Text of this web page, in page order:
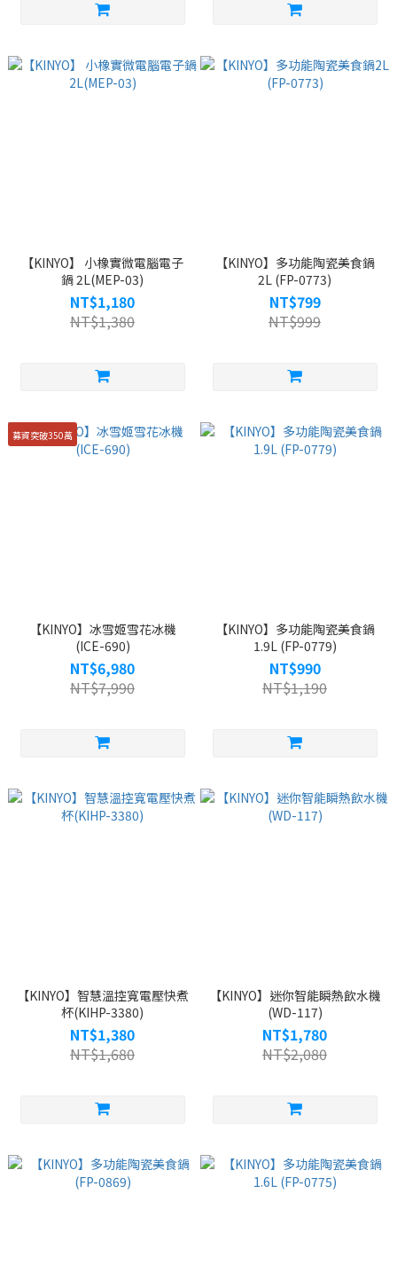
【KINYO】 小橡實微電腦電子
鍋 2L(MEP-03)
NT$1,180
NT$1,380
【KINYO】多功能陶瓷美食鍋
2L (FP-0773)
NT$799
NT$999
募資突破350萬
【KINYO】冰雪姬雪花冰機
(ICE-690)
NT$6,980
NT$7,990
【KINYO】多功能陶瓷美食鍋
1.9L (FP-0779)
NT$990
NT$1,190
【KINYO】智慧溫控寬電壓快煮
杯(KIHP-3380)
NT$1,380
NT$1,680
【KINYO】迷你智能瞬熱飲水機
(WD-117)
NT$1,780
NT$2,080